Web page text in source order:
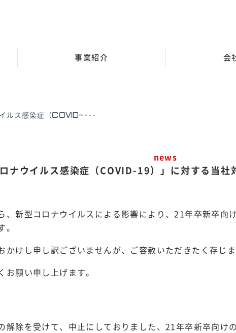
事業紹介 会
イルス感染症（COVID-･･･
news
ロナウイルス感染症（COVID-19）」に対する当社
、新型コロナウイルスによる影響により、21年卒新卒向
かけし申し訳ございませんが、ご容赦いただきたく存じま
お願い申し上げます。
解除を受けて、中止にしておりました、21年卒新卒向